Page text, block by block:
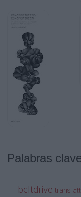
D-19
B
D-22
D-20
D-21
Engine
D-2
Palabras
beltdrive trans